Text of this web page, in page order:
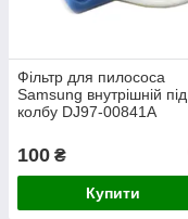
Фільтр для пилососа
Samsung внутрішній під
колбу DJ97-00841A
100 ₴
Купити